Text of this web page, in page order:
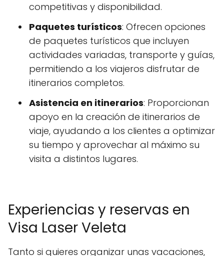
competitivas y disponibilidad.
Paquetes turísticos: Ofrecen opciones
de paquetes turísticos que incluyen
actividades variadas, transporte y guías,
permitiendo a los viajeros disfrutar de
itinerarios completos.
Asistencia en itinerarios: Proporcionan
apoyo en la creación de itinerarios de
viaje, ayudando a los clientes a optimizar
su tiempo y aprovechar al máximo su
visita a distintos lugares.
Experiencias y reservas en
Visa Laser Veleta
Tanto si quieres organizar unas vacaciones,